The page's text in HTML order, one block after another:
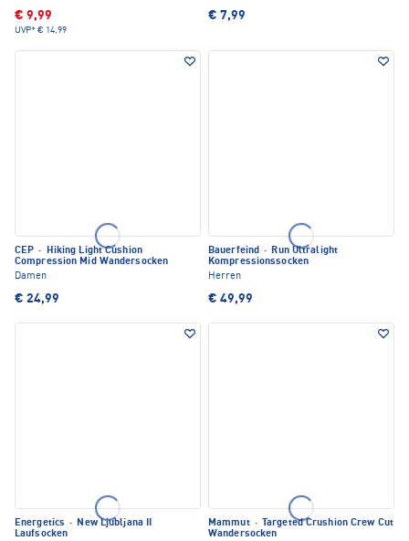
€ 9,99
UVP* € 14,99
€ 7,99
CEP ·
Hiking Light Cushion
Compression Mid Wandersocken
Damen
€ 24,99
Bauerfeind · Run Ultralight
Kompressionssocken
Herren
€ 49,99
Energetics · New Ljubljana II
Laufsocken
Mammut ·
Targeted Crushion Crew Cut
Wandersocken